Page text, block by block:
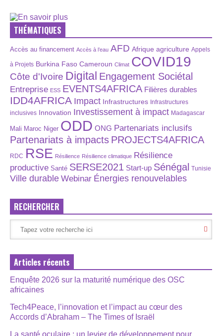
THÉMATIQUES
Accès au financement Accès à l’eau AFD Afrique agriculture Appels
à Projets Burkina Faso Cameroun Climat COVID19
Côte d'Ivoire Digital Engagement Sociétal
Entreprise ESS EVENTS4AFRICA Filières durables
IDD4AFRICA Impact Infrastructures Infrastructures
inclusives Innovation Investissement à impact Madagascar
Mali Maroc Niger ODD ONG Partenariats inclusifs
Partenariats à impacts PROJECTS4AFRICA
RDC RSE Résilience Résilience climatique Résilience
productive Santé SERSE2021 Start-up Sénégal Tunisie
Ville durable Webinar Énergies renouvelables
RECHERCHER
Articles récents
Enquête 2026 sur la maturité numérique des OSC
africaines
Tech4Peace, l’innovation et l’impact au cœur des
Accords d’Abraham – The Times of Israël